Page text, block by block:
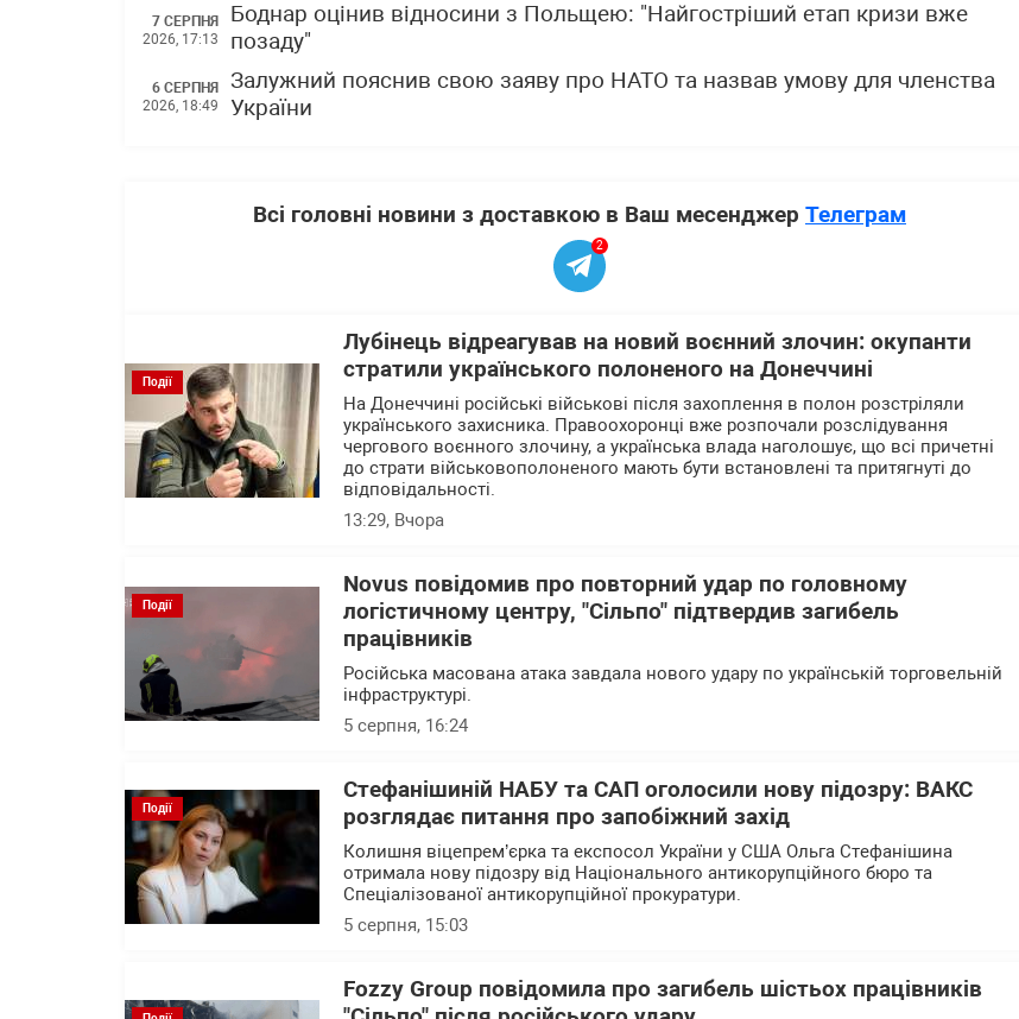
7 СЕРПНЯ
2026, 17:13
Боднар оцінив відносини з Польщею: "Найгостріший етап кризи вже
позаду"
6 СЕРПНЯ
2026, 18:49
Залужний пояснив свою заяву про НАТО та назвав умову для членства
України
Всі головні новини з доставкою в Ваш месенджер Телеграм
2
Події
Лубінець відреагував на новий воєнний злочин: окупанти
стратили українського полоненого на Донеччині
На Донеччині російські військові після захоплення в полон розстріляли
українського захисника. Правоохоронці вже розпочали розслідування
чергового воєнного злочину, а українська влада наголошує, що всі причетні
до страти військовополоненого мають бути встановлені та притягнуті до
відповідальності.
13:29, Вчора
Події
Novus повідомив про повторний удар по головному
логістичному центру, "Сільпо" підтвердив загибель
працівників
Російська масована атака завдала нового удару по українській торговельній
інфраструктурі.
5 серпня, 16:24
Події
Стефанішиній НАБУ та САП оголосили нову підозру: ВАКС
розглядає питання про запобіжний захід
Колишня віцепрем’єрка та експосол України у США Ольга Стефанішина
отримала нову підозру від Національного антикорупційного бюро та
Спеціалізованої антикорупційної прокуратури.
5 серпня, 15:03
Fozzy Group повідомила про загибель шістьох працівників